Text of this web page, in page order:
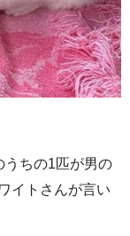
うちの1匹が男の
イトさんが言い